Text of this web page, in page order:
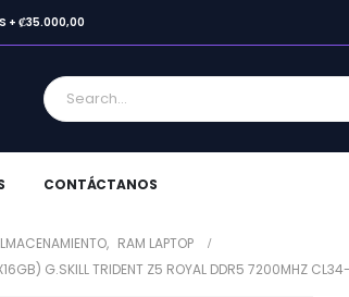
+ ₡35.000,00
CONTÁCTANOS
, RAM LAPTOP
G.SKILL TRIDENT Z5 ROYAL DDR5 7200MHZ